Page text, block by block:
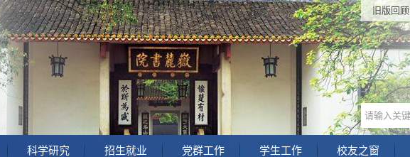
旧版回顾
科学研究 招生就业 党群工作 学生工作 校友之窗